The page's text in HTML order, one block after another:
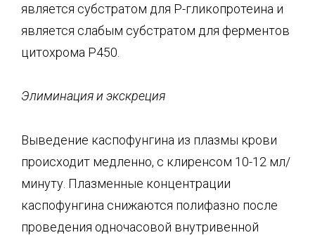
является субстратом для Р-гликопротеина и
является слабым субстратом для ферментов
цитохрома Р450.
Элиминация и экскреция
Выведение каспофунгина из плазмы крови
происходит медленно, с клиренсом 10-12 мл/
минуту. Плазменные концентрации
каспофунгина снижаются полифазно после
проведения одночасовой внутривенной